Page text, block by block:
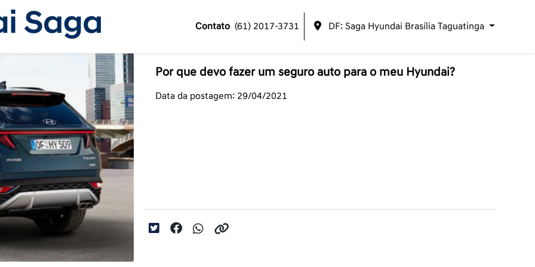
Contato (61) 2017-3731 DF: Saga Hyundai Brasília Taguatinga
Por que devo fazer um seguro auto para o meu Hyundai?
Data da postagem: 29/04/2021